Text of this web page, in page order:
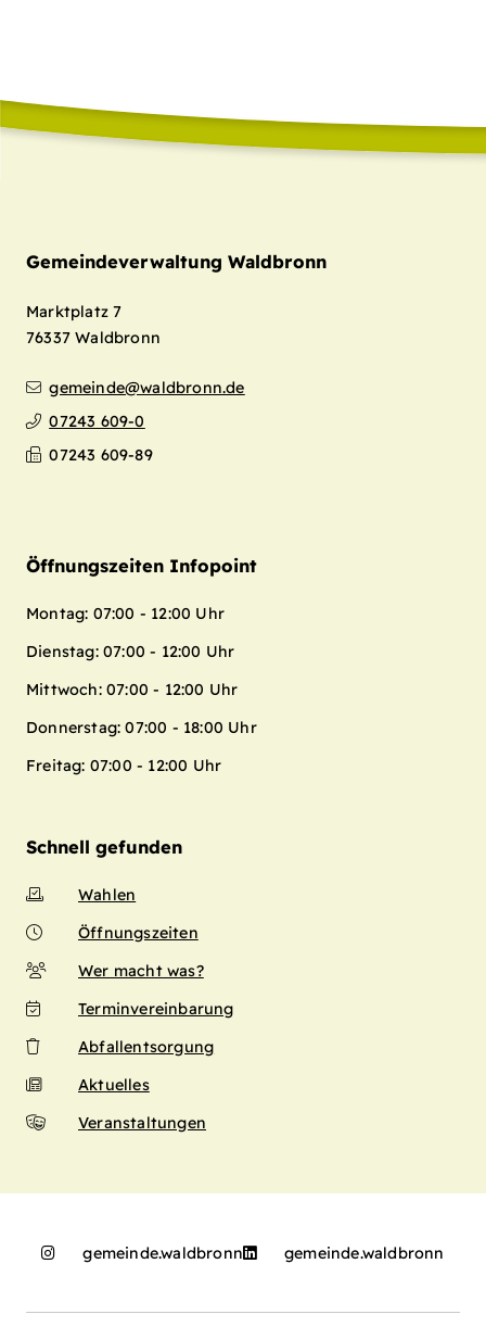
Gemeindeverwaltung Waldbronn
Marktplatz 7
76337 Waldbronn
gemeinde@waldbronn.de
07243 609-0
07243 609-89
Öffnungszeiten Infopoint
Montag: 07:00 - 12:00 Uhr
Dienstag: 07:00 - 12:00 Uhr
Mittwoch: 07:00 - 12:00 Uhr
Donnerstag: 07:00 - 18:00 Uhr
Freitag: 07:00 - 12:00 Uhr
Schnell gefunden
Wahlen
Öffnungszeiten
Wer macht was?
Terminvereinbarung
Abfallentsorgung
Aktuelles
Veranstaltungen
gemeinde.waldbronn gemeinde.waldbronn